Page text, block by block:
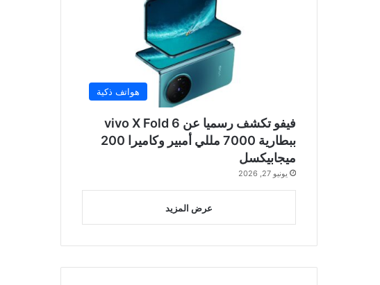
هواتف ذكية
فيفو تكشف رسميا عن vivo X Fold 6
ببطارية 7000 مللي أمبير وكاميرا 200
ميجابيكسل
يونيو 27, 2026
عرض المزيد